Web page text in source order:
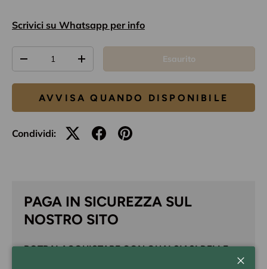
Scrivici su Whatsapp per info
-
+ Esaurito
AVVISA QUANDO DISPONIBILE
Condividi:
PAGA IN SICUREZZA SUL
NOSTRO SITO
POTRAI ACQUISTARE CON QUALSIASI DELLE